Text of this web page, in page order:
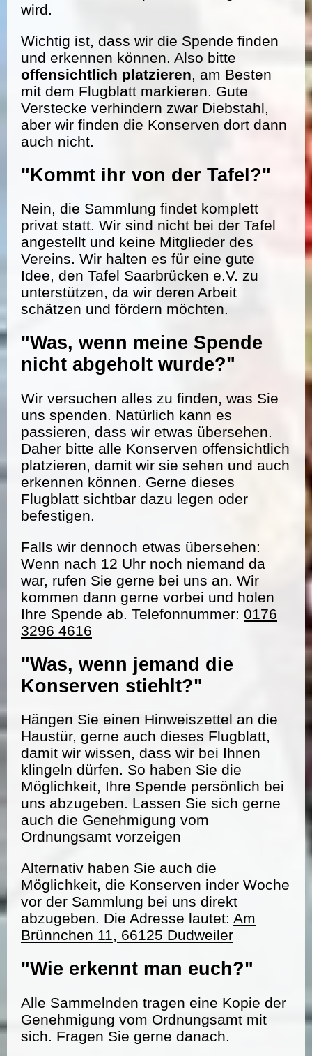
wird.
Wichtig ist, dass wir die Spende finden
und erkennen können. Also bitte
offensichtlich platzieren, am Besten
mit dem Flugblatt markieren. Gute
Verstecke verhindern zwar Diebstahl,
aber wir finden die Konserven dort dann
auch nicht.
"Kommt ihr von der Tafel?"
Nein, die Sammlung findet komplett
privat statt. Wir sind nicht bei der Tafel
angestellt und keine Mitglieder des
Vereins. Wir halten es für eine gute
Idee, den Tafel Saarbrücken e.V. zu
unterstützen, da wir deren Arbeit
schätzen und fördern möchten.
"Was, wenn meine Spende
nicht abgeholt wurde?"
Wir versuchen alles zu finden, was Sie
uns spenden. Natürlich kann es
passieren, dass wir etwas übersehen.
Daher bitte alle Konserven offensichtlich
platzieren, damit wir sie sehen und auch
erkennen können. Gerne dieses
Flugblatt sichtbar dazu legen oder
befestigen.
Falls wir dennoch etwas übersehen:
Wenn nach 12 Uhr noch niemand da
war, rufen Sie gerne bei uns an. Wir
kommen dann gerne vorbei und holen
Ihre Spende ab. Telefonnummer: 0176
3296 4616
"Was, wenn jemand die
Konserven stiehlt?"
Hängen Sie einen Hinweiszettel an die
Haustür, gerne auch dieses Flugblatt,
damit wir wissen, dass wir bei Ihnen
klingeln dürfen. So haben Sie die
Möglichkeit, Ihre Spende persönlich bei
uns abzugeben. Lassen Sie sich gerne
auch die Genehmigung vom
Ordnungsamt vorzeigen
Alternativ haben Sie auch die
Möglichkeit, die Konserven inder Woche
vor der Sammlung bei uns direkt
abzugeben. Die Adresse lautet: Am
Brünnchen 11, 66125 Dudweiler
"Wie erkennt man euch?"
Alle Sammelnden tragen eine Kopie der
Genehmigung vom Ordnungsamt mit
sich. Fragen Sie gerne danach.